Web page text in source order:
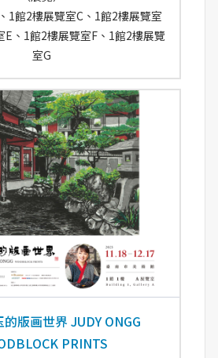
1館2樓展覽室C、1館2樓展覽室
E、1館2樓展覽室F、1館2樓展覽
室G
版画世界 JUDY ONGG
PRINTS